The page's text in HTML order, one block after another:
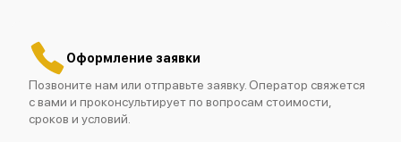
Оформление заявки
Позвоните нам или отправьте заявку. Оператор свяжется
с вами и проконсультирует по вопросам стоимости,
сроков и условий.